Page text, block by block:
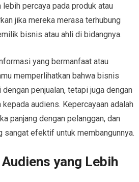
lebih percaya pada produk atau
jika mereka merasa terhubung
bisnis atau ahli di bidangnya.
yang bermanfaat atau
memperlihatkan bahwa bisnis
penjualan, tetapi juga dengan
audiens. Kepercayaan adalah
panjang dengan pelanggan, dan
sangat efektif untuk membangunnya.
yang Lebih